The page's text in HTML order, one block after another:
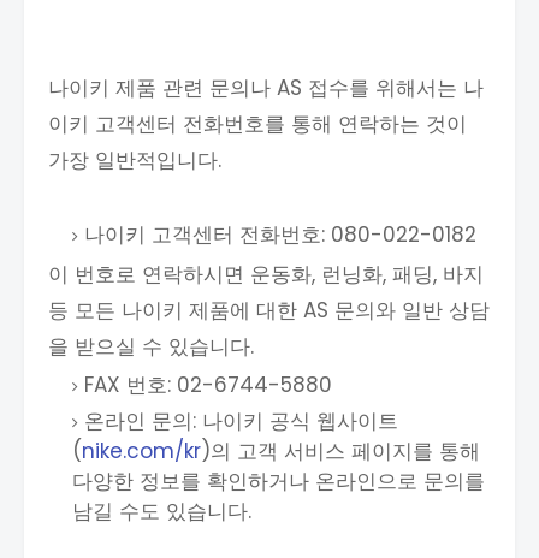
나이키 제품 관련 문의나 AS 접수를 위해서는 나
이키 고객센터 전화번호를 통해 연락하는 것이
가장 일반적입니다.
나이키 고객센터 전화번호: 080-022-0182
이 번호로 연락하시면 운동화, 런닝화, 패딩, 바지
등 모든 나이키 제품에 대한 AS 문의와 일반 상담
을 받으실 수 있습니다.
FAX 번호: 02-6744-5880
온라인 문의: 나이키 공식 웹사이트
(nike.com/kr)의 고객 서비스 페이지를 통해
다양한 정보를 확인하거나 온라인으로 문의를
남길 수도 있습니다.